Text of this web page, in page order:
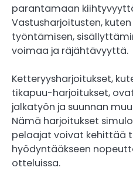
parantamaan
Vastusharjoitusten,
työntämisen,
voimaa ja räjähtävyyttä.
Ketteryysharjoitukset,
tikapuu-harjoitukset,
jalkatyön ja suunnan
Nämä harjoitukset
pelaajat voivat kehittää
hyödyntääkseen
otteluissa.